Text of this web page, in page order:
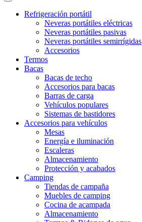
Refrigeración portátil
Neveras portátiles eléctricas
Neveras portátiles pasivas
Neveras portátiles semirrígidas
Accesorios
Termos
Bacas
Bacas de techo
Accesorios para bacas
Barras de carga
Vehículos populares
Sistemas de bastidores
Accesorios para vehículos
Mesas
Energía e iluminación
Escaleras
Almacenamiento
Protección y acabados
Camping
Tiendas de campaña
Muebles de camping
Cocina de acampada
Almacenamiento